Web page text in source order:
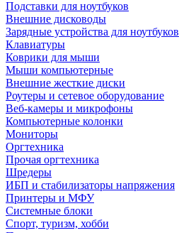
Подставки для ноутбуков
Внешние дисководы
Зарядные устройства для ноутбуков
Клавиатуры
Коврики для мыши
Мыши компьютерные
Внешние жесткие диски
Роутеры и сетевое оборудование
Веб-камеры и микрофоны
Компьютерные колонки
Мониторы
Оргтехника
Прочая оргтехника
Шредеры
ИБП и стабилизаторы напряжения
Принтеры и МФУ
Системные блоки
Спорт, туризм, хобби